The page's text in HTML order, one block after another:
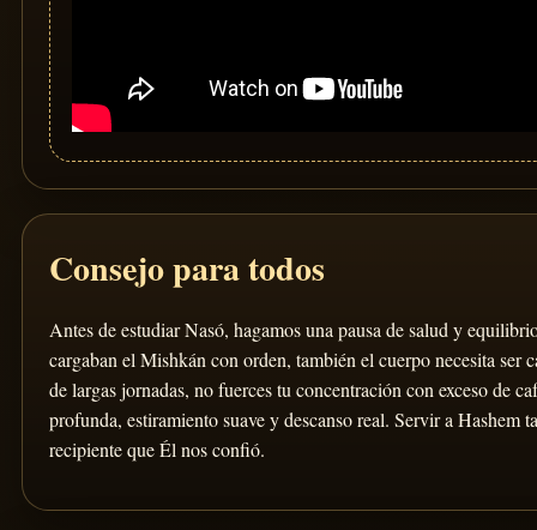
Consejo para todos
Antes de estudiar Nasó, hagamos una pausa de salud y
cargaban el Mishkán con orden, también el cuerpo necesita ser
de largas jornadas, no fuerces tu concentración con exceso de
profunda, estiramiento suave y descanso real. Servir a Hashem
recipiente que Él nos confió.